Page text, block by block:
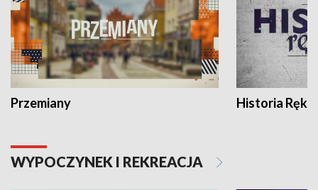
Przemiany Historia Ręką
WYPOCZYNEK I REKREACJA